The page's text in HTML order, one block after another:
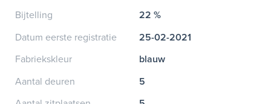
Bijtelling
22 %
Datum eerste registratie
25-02-2021
Fabriekskleur
blauw
Aantal deuren
5